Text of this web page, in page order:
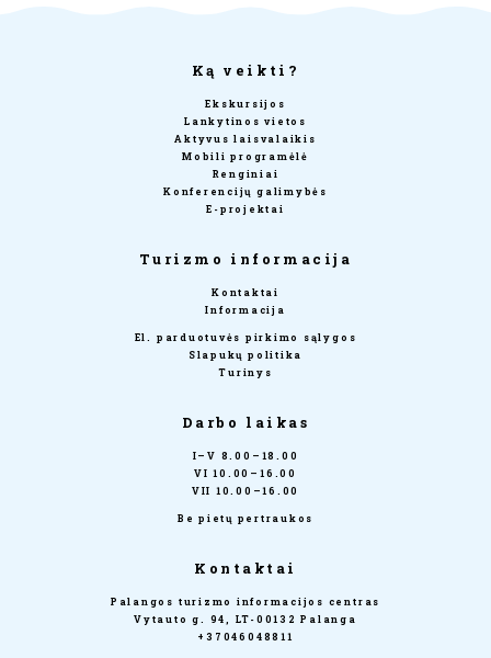
Ką veikti?
Ekskursijos
Lankytinos vietos
Aktyvus laisvalaikis
Mobili programėlė
Renginiai
Konferencijų galimybės
E-projektai
Turizmo informacija
Kontaktai
Informacija
El. parduotuvės pirkimo sąlygos
Slapukų politika
Turinys
Darbo laikas
I–V 8.00–18.00
VI 10.00–16.00
VII 10.00–16.00
Be pietų pertraukos
Kontaktai
Palangos turizmo informacijos centras
Vytauto g. 94, LT-00132 Palanga
+37046048811